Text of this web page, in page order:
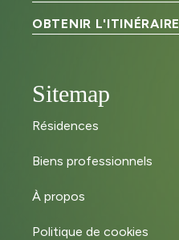
OBTENIR L'ITINÉRAIRE
Sitemap
Résidences
Biens professionnels
À propos
Politique de cookies